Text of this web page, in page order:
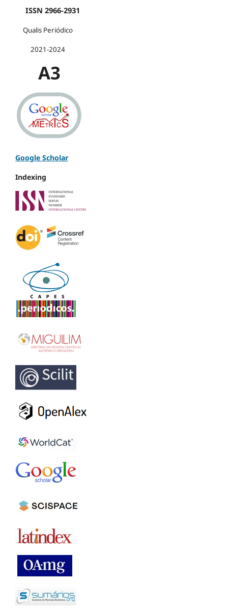
ISSN 2966-2931
Qualis Periódico
2021-2024
A3
Google Scholar
Indexing